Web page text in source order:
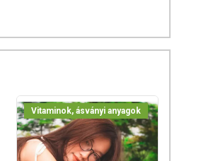
Vitaminok, ásványi anyagok